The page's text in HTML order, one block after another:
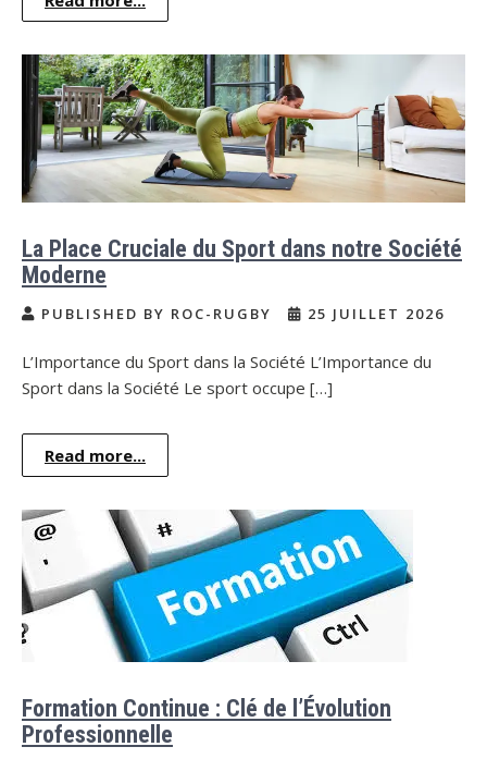
La Place Cruciale du Sport dans notre Société
Moderne
PUBLISHED BY ROC-RUGBY 25 JUILLET 2026
L’Importance du Sport dans la Société L’Importance du
Sport dans la Société Le sport occupe […]
Read more...
Formation Continue : Clé de l’Évolution
Professionnelle